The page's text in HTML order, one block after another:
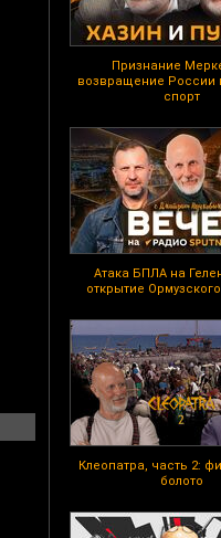
Признание
возвращение России
спорт
Атака БПЛА на
открытие
Клеопатра, часть 2:
болото